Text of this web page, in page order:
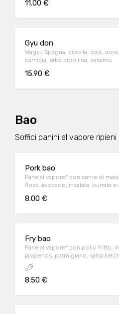
11.00 €
Gyu don
Wagyu Spagna, cipolla, soia,
camicia, erba cipollina, sesamo
15.90 €
Bao
Soffici panini al vapore ripieni
Pork bao
Pane al vapore* con carne di
floss, avocado, insalata, burrata e
8.00 €
Fry bao
Pane al vapore* con pollo fritto,
jalapenos, parmigiano, salsa
mezca sauce.
8.50 €